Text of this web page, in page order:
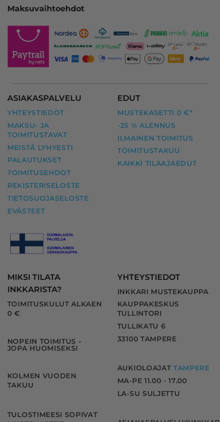
Maksuvaihtoehdot
ASIAKASPALVELU
YHTEYSTIEDOT
MAKSU- JA
TOIMITUSTAVAT
MEISTÄ LYHYESTI
PALAUTUKSET
TOIMITUSEHDOT
REKISTERISELOSTE
TIETOSUOJASELOSTE
EVÄSTEET
EDUT
MUSTEKASETTI 0 €*
-25 % ALENNUS
ILMAINEN TOIMITUS
TOIMITUSTAKUU
KAIKKI TILAAJAEDUT
MIKSI TILATA
INKKARISTA?
TOIMITUSKULUT ALKAEN
0 €
NOPEIN TOIMITUS -
JOPA HUOMISEKSI
KOLMEN VUODEN
TAKUU
TULOSTIMEESI SOPIVAT
YHTEYSTIEDOT
INKKARI MUSTEKAUPPA
KAUPPAKESKUS
TULLINTORI
TULLIKATU 6
33100 TAMPERE
AUKIOLOAJAT TAMPERE
MA-PE 11.00 - 17.00
LA-SU SULJETTU